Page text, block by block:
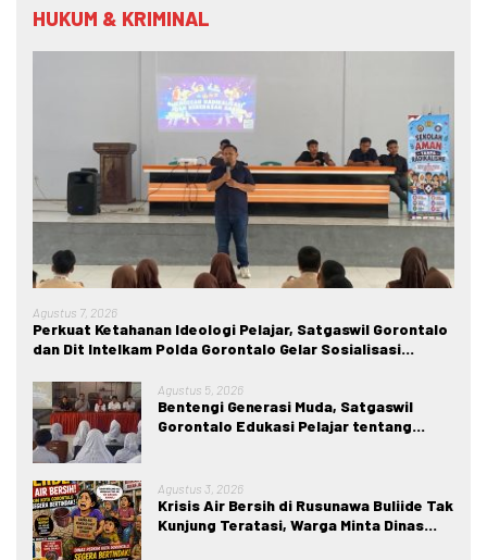
HUKUM & KRIMINAL
Agustus 7, 2026
Perkuat Ketahanan Ideologi Pelajar, Satgaswil Gorontalo
dan Dit Intelkam Polda Gorontalo Gelar Sosialisasi
Agustus 5, 2026
Bentengi Generasi Muda, Satgaswil
Gorontalo Edukasi Pelajar tentang
Agustus 3, 2026
Krisis Air Bersih di Rusunawa Buliide Tak
Kunjung Teratasi, Warga Minta Dinas